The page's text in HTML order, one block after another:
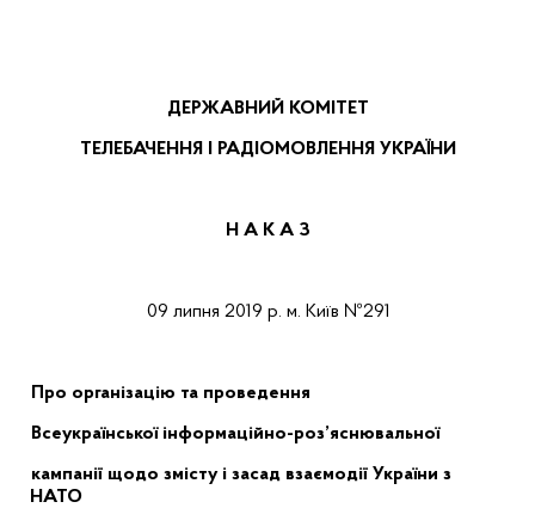
ДЕРЖАВНИЙ КОМІТЕТ
ТЕЛЕБАЧЕННЯ І РАДІОМОВЛЕННЯ УКРАЇНИ
Н А К А З
09 липня 2019 р. м. Київ №291
Про організацію та проведення
Всеукраїнської інформаційно-роз’яснювальної
кампанії щодо змісту і засад взаємодії України з
НАТО